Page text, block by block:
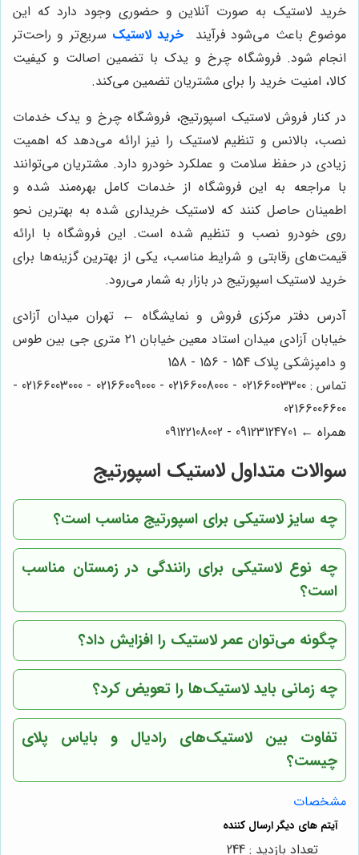
خرید لاستیک به صورت آنلاین و حضوری وجود دارد که این
موضوع باعث می‌شود فرآیند
خرید لاستیک سریع‌تر و راحت‌تر
انجام شود. فروشگاه چرخ و یدک با تضمین اصالت و کیفیت
کالا، امنیت خرید را برای مشتریان تضمین می‌کند.
در کنار فروش لاستیک اسپورتیج، فروشگاه چرخ و یدک خدمات
نصب، بالانس و تنظیم لاستیک را نیز ارائه می‌دهد که اهمیت
زیادی در حفظ سلامت و عملکرد خودرو دارد. مشتریان می‌توانند
با مراجعه به این فروشگاه از خدمات کامل بهره‌مند شده و
اطمینان حاصل کنند که لاستیک خریداری شده به بهترین نحو
روی خودرو نصب و تنظیم شده است. این فروشگاه با ارائه
قیمت‌های رقابتی و شرایط مناسب، یکی از بهترین گزینه‌ها برای
خرید لاستیک اسپورتیج در بازار به شمار می‌رود.
آدرس دفتر مرکزی فروش و نمایشگاه ← تهران میدان آزادی
خیابان آزادی میدان استاد معین خیابان ۲۱ متری جی بین طوس
و دامپزشکی پلاک 154 - 156 - 158
تماس : 02166003300 - 02166008000 - 02166009000 - 02166003000 -
02166006600
همراه ← 09123124701 - 09122108002
سوالات متداول لاستیک اسپورتیج
چه سایز لاستیکی برای اسپورتیج مناسب است؟
چه نوع لاستیکی برای رانندگی در زمستان مناسب
است؟
چگونه می‌توان عمر لاستیک را افزایش داد؟
چه زمانی باید لاستیک‌ها را تعویض کرد؟
تفاوت بین لاستیک‌های رادیال و بایاس پلای
چیست؟
مشخصات
تعداد بازدید : 244